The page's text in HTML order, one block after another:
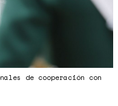
de cooperación con